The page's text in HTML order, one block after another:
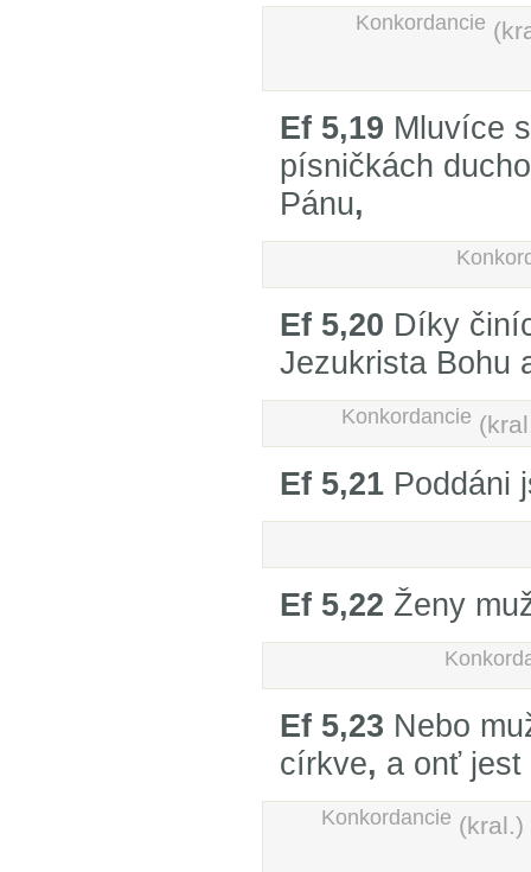
Konkordancie
Ef 5,19 Mluvíce
písničkách
Pánu,
Ef 5,20 Díky
Jezukrista Bohu
Konkordancie
Ef 5,21 Poddáni
Ef 5,22 Ženy
Ef 5,23 Nebo
církve, a onť jest
Konkordancie (kral.)